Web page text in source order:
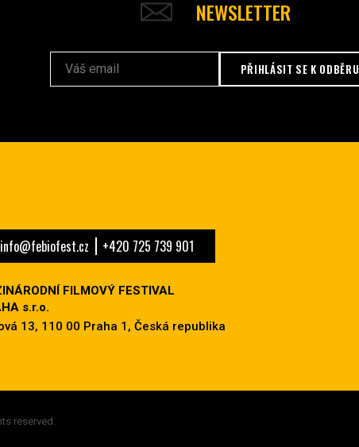
NEWSLETTER
PŘIHLÁSIT SE K ODBĚRU
info@febiofest.cz +420 725 739 901
FILMOVÝ FESTIVAL
s.r.o.
13, 110 00 Praha 1, Česká republika
reserved.